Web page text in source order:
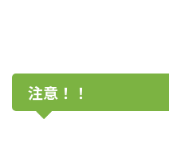
注意！！